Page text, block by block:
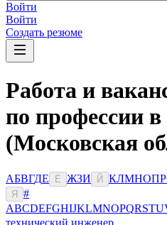
Войти
Войти
Создать резюме
Работа и
по профессии
(Московская
АБВГДЕ Ё ЖЗИ Й КЛМНОПР
Я
#
ABCDEFGHIJKLMNOPQRSTU
технический инженер